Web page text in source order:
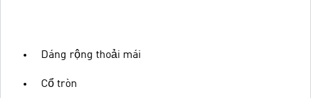
Dáng rộng thoải mái
Cổ tròn